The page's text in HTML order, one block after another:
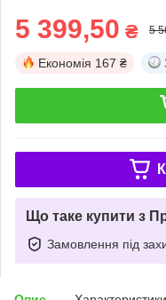
5 399,50 ₴ 5
Економія 167 ₴
Що таке купити з
Замовлення під